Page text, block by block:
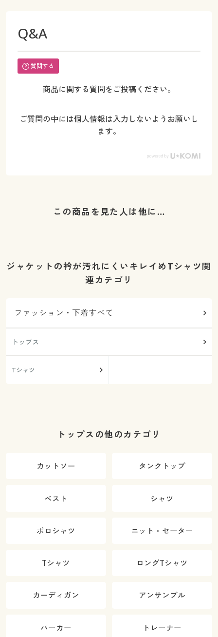
Q&A
質問する
商品に関する質問をご投稿ください。
ご質問の中には個人情報は入力しないようお願いし
ます。
この商品を見た人は他に…
ジャケットの衿が汚れにくいキレイめTシャツ関
連カテゴリ
ファッション・下着すべて
トップス
Tシャツ
トップスの他のカテゴリ
カットソー タンクトップ
ベスト シャツ
ポロシャツ ニット・セーター
Tシャツ ロングTシャツ
カーディガン アンサンブル
パーカー トレーナー